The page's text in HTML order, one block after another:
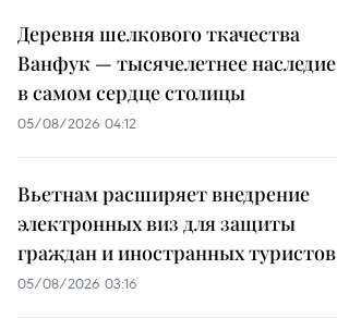
Деревня шелкового ткачества
Ванфук — тысячелетнее наследие
в самом сердце столицы
05/08/2026 04:12
Вьетнам расширяет внедрение
электронных виз для защиты
граждан и иностранных туристов
05/08/2026 03:16